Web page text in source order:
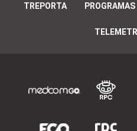
TREPORTA PROGRAMAS